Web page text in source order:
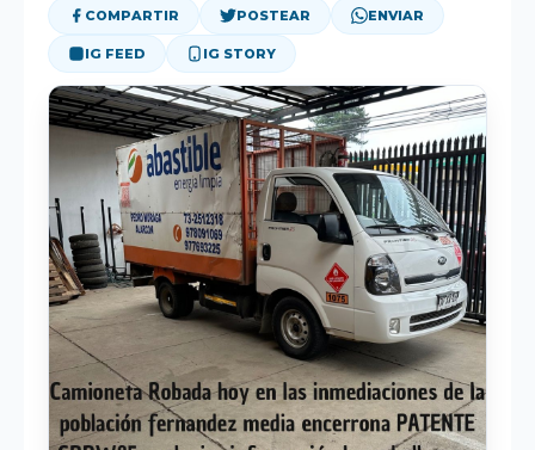
DEPORTES
OPINIÓN
CORPORATIVO
BUSCAR
COMPARTIR POSTEAR ENVIAR
IG FEED IG STORY